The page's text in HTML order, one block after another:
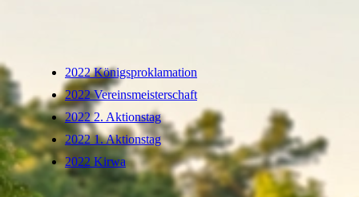
2022 Königsproklamation
​2022 Vereinsmeisterschaft
2022 2. Aktionstag
​2022 1. Aktionstag
​2022 Kirwa